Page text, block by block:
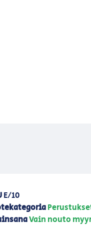
E/10
Vain nouto